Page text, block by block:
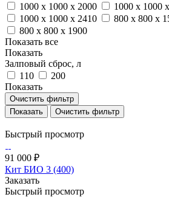
1000 х 1000 х 2000
1000 х 1000
1000 х 1000 х 2410
800 х 800 х
800 х 800 х 1900
Показать все
Показать
Залповый сброс, л
110
200
Показать
Очистить фильтр
Очистить фильтр
Быстрый просмотр
91 000 ₽
Кит БИО 3 (400)
Заказать
Быстрый просмотр